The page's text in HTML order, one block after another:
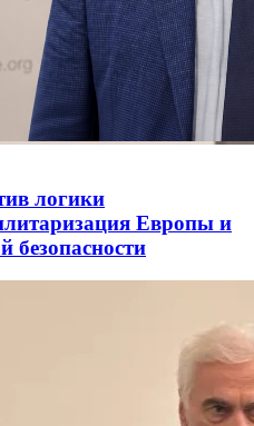
логики
Европы и
безопасности